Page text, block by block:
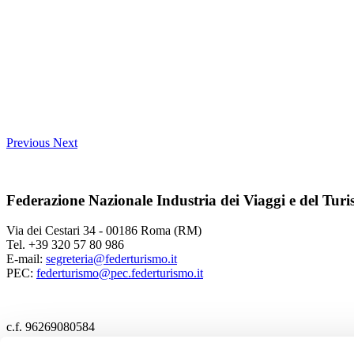
Previous Next
Federazione Nazionale Industria dei Viaggi e del
Via dei Cestari 34 - 00186 Roma (RM)
Tel. +39 320 57 80 986
E-mail: segreteria@federturismo.it
PEC: federturismo@pec.federturismo.it
c.f. 96269080584